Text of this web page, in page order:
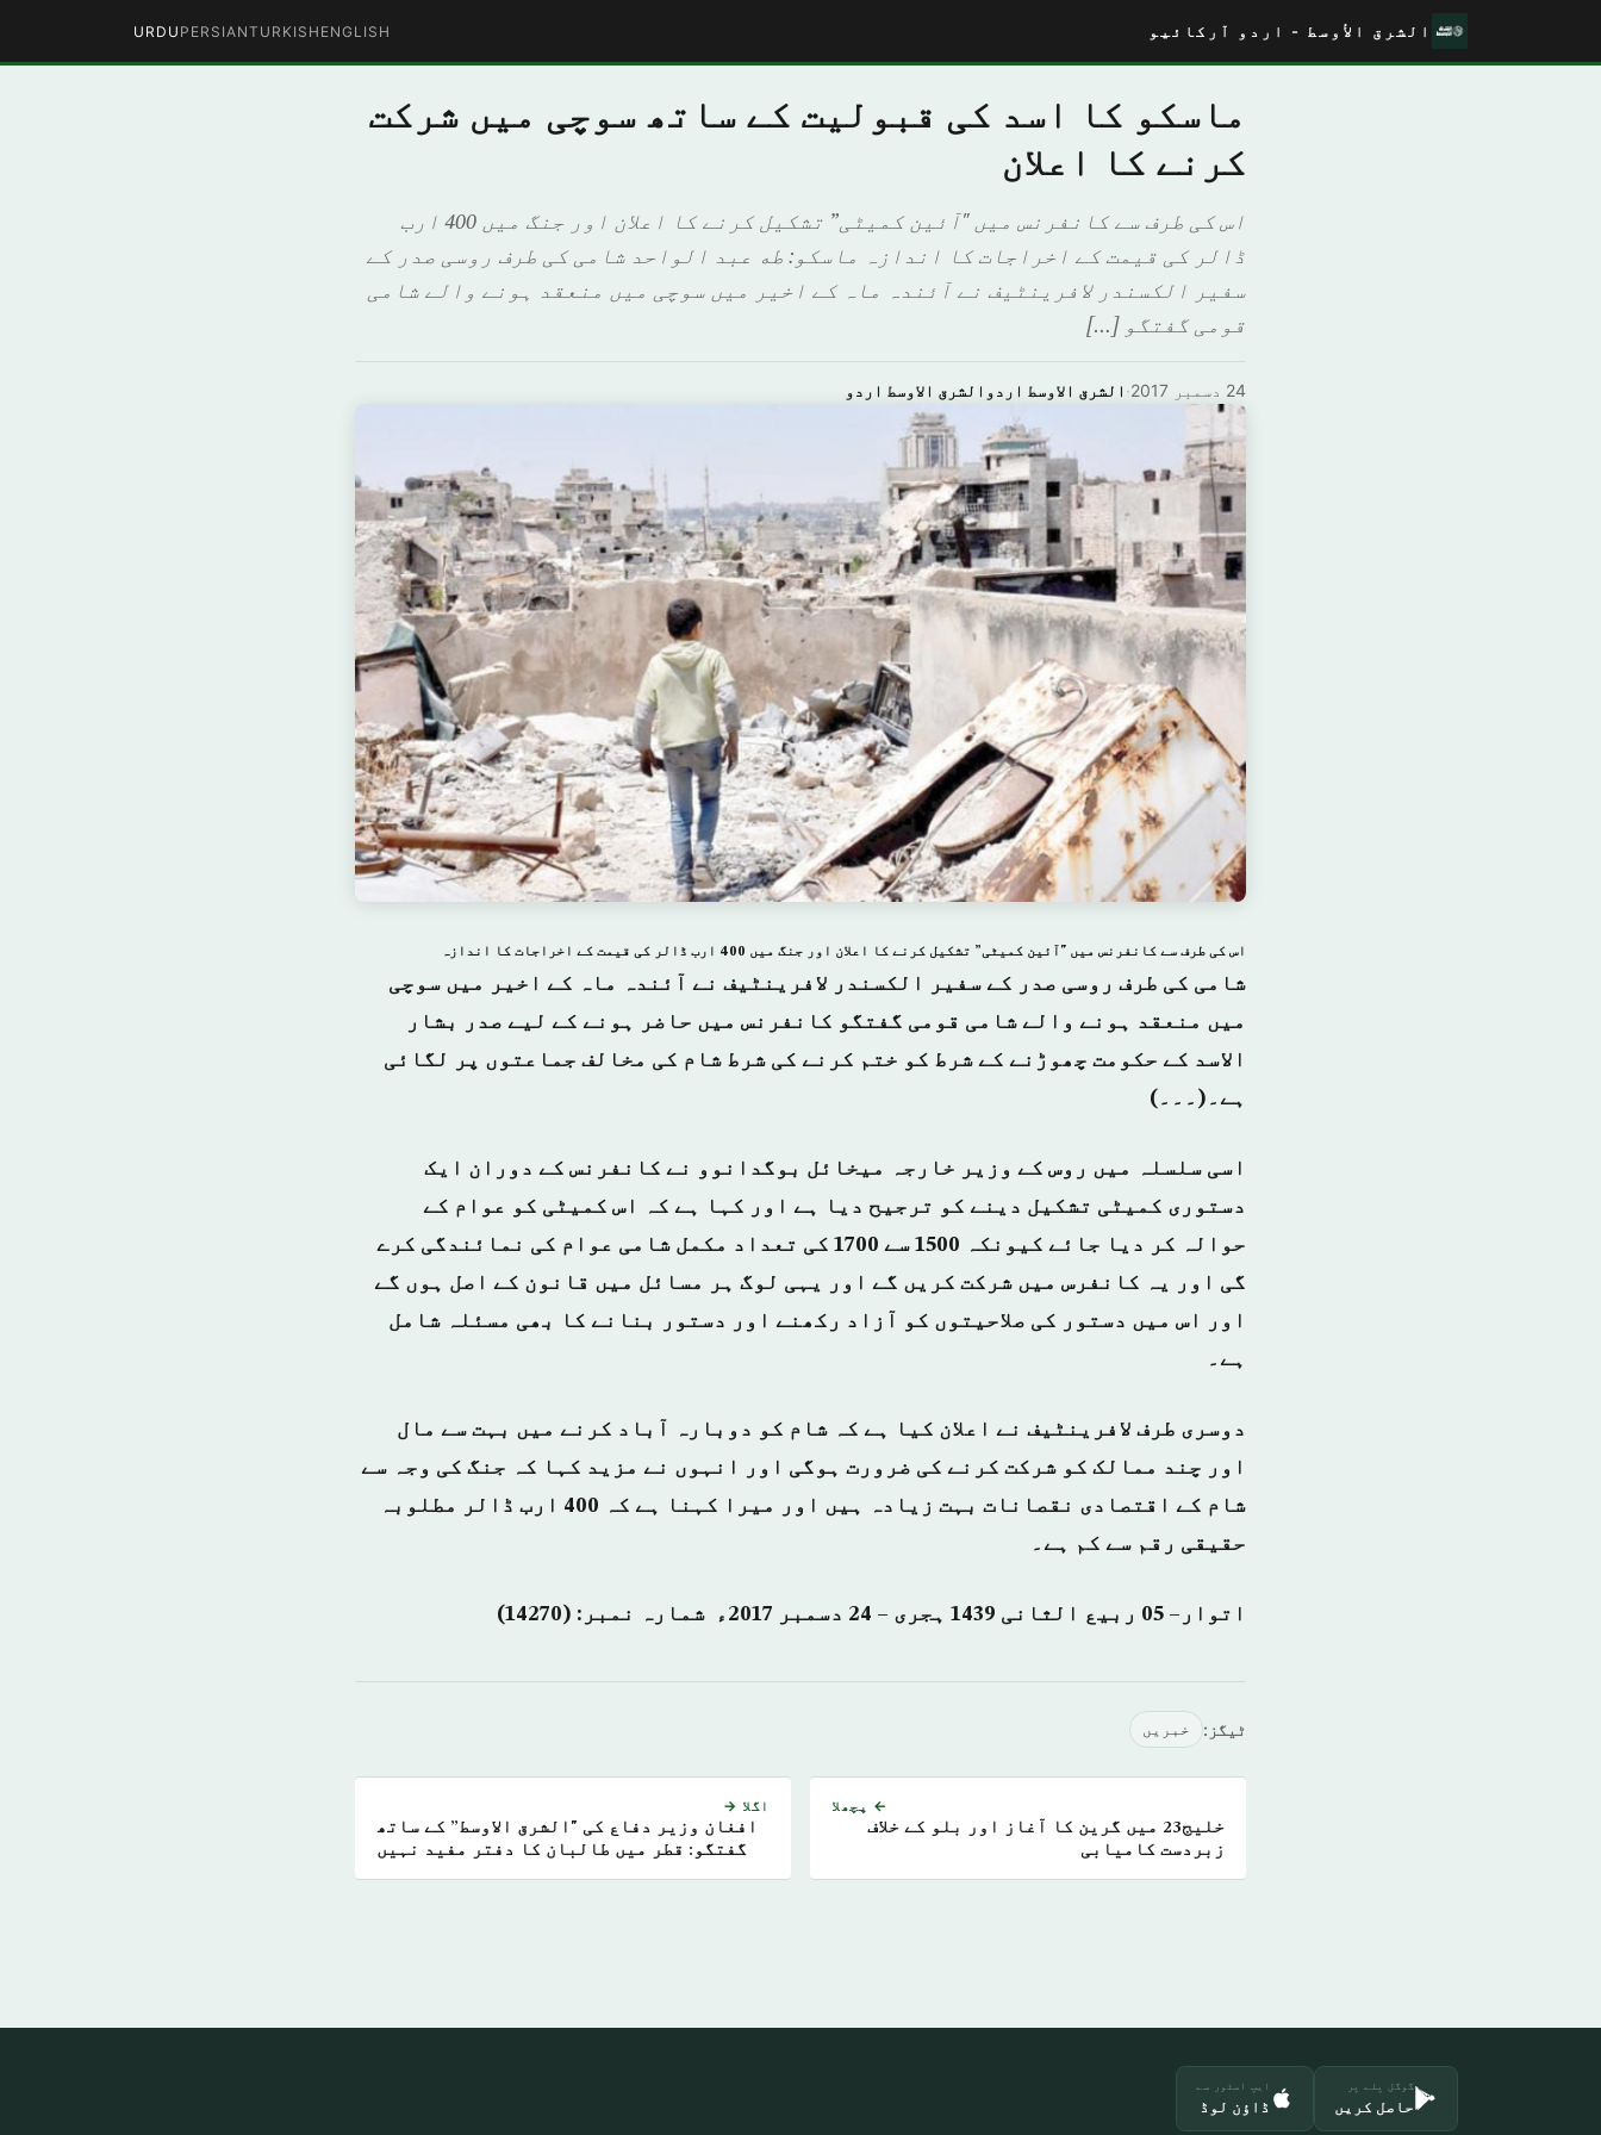
الشرق الأوسط - اردو آرکائیو ENGLISH
TURKISH
PERSIAN
URDU
ماسکو کا اسد کی قبولیت کے ساتھ سوچی میں شرکت
کرنے کا اعلان
اس کی طرف سے کانفرنس میں "آئین کمیٹی” تشکیل کرنے کا اعلان اور جنگ میں 400 ارب
ڈالر کی قیمت کے اخراجات کا اندازہ ماسكو: طه عبد الواحد شامی کی طرف روسی صدر کے
سفیر الکسندر لافرینٹیف نے آئندہ ماہ کے اخیر میں سوچی میں منعقد ہونے والے شامی
قومی گفتگو […]
الشرق الاوسط اردوالشرق الاوسط اردو · 24 دسمبر 2017
اس کی طرف سے کانفرنس میں "آئین کمیٹی” تشکیل کرنے کا اعلان اور جنگ میں 400 ارب ڈالر کی قیمت کے اخراجات کا اندازہ
شامی کی طرف روسی صدر کے سفیر الکسندر لافرینٹیف نے آئندہ ماہ کے اخیر میں سوچی
میں منعقد ہونے والے شامی قومی گفتگو کانفرنس میں حاضر ہونے کے لیے صدر بشار
الاسد کے حکومت چھوڑنے کے شرط کو ختم کرنے کی شرط شام کی مخالف جماعتوں پر لگائی
ہے۔(۔۔۔)
اسی سلسلہ میں روس کے وزیر خارجہ میخائل بوگدانوو نے کانفرنس کے دوران ایک
دستوری کمیٹی تشکیل دینے کو ترجیح دیا ہے اور کہا ہے کہ اس کمیٹی کو عوام کے
حوالہ کر دیا جائے کیونکہ 1500 سے 1700 کی تعداد مکمل شامی عوام کی نمائندگی کرے
گی اور یہ کانفرس میں شرکت کریں گے اور یہی لوگ ہر مسائل میں قانون کے اصل ہوں گے
اور اس میں دستور کی صلاحیتوں کو آزاد رکھنے اور دستور بنانے کا بھی مسئلہ شامل
ہے۔
دوسری طرف لافرینٹیف نے اعلان کیا ہے کہ شام کو دوبارہ آباد کرنے میں بہت سے مال
اور چند ممالک کو شرکت کرنے کی ضرورت ہوگی اور انہوں نے مزید کہا کہ جنگ کی وجہ سے
شام کے اقتصادی نقصانات بہت زیادہ ہیں اور میرا کہنا ہے کہ 400 ارب ڈالر مطلوبہ
حقیقی رقم سے کم ہے۔
اتوار– 05 ربيع الثانی 1439 ہجری – 24 دسمبر 2017ء شمارہ نمبر: (14270)
ٹیگز: خبريں
← پچھلا
خلیج23 میں گرین کا آغاز اور بلو کے خلاف
زبردست کامیابی
اگلا →
افغان وزیر دفاع کی "الشرق الاوسط” کے ساتھ
گفتگو: قطر میں طالبان کا دفتر مفید نہیں
گوگل پلے پر
حاصل کریں
ایپ اسٹور سے
ڈاؤن لوڈ